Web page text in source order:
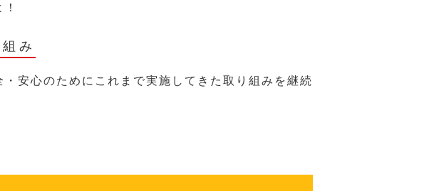
み
安心のためにこれまで実施してきた取り組みを継続